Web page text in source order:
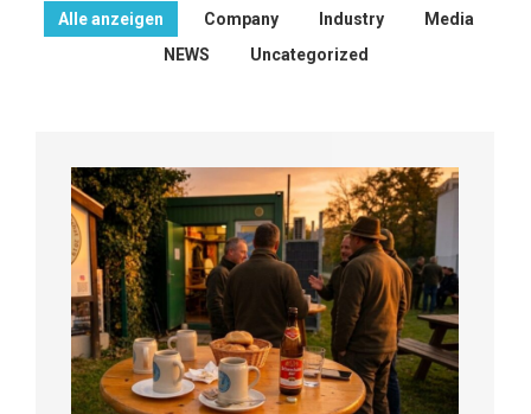
Alle anzeigen Company Industry
Media
NEWS
Uncategorized